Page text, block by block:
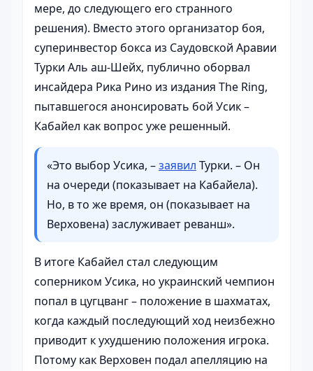
мере, до следующего его странного
решения). Вместо этого организатор боя,
суперинвестор бокса из Саудовской Аравии
Турки Аль аш-Шейх, публично оборвал
инсайдера Рика Рино из издания The Ring,
пытавшегося анонсировать бой Усик –
Кабайел как вопрос уже решенный.
«Это выбор Усика, –заявил Турки. – Он
на очереди (показывает на Кабайела).
Но, в то же время, он (показывает на
Верховена) заслуживает реванш».
В итоге Кабайел стал следующим
соперником Усика, но украинский чемпион
попал в цугцванг – положение в шахматах,
когда каждый последующий ход неизбежно
приводит к ухудшению положения игрока.
Потому как Верховен подал апелляцию на